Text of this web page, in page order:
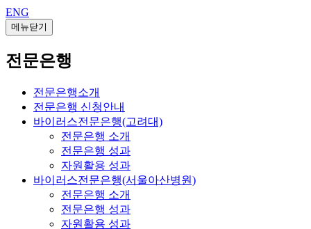
ENG
메뉴닫기
전문은행
전문은행소개
전문은행 신청안내
바이러스전문은행(고려대)
전문은행 소개
전문은행 성과
자원활용 성과
바이러스전문은행(서울아산병원)
전문은행 소개
전문은행 성과
자원활용 성과